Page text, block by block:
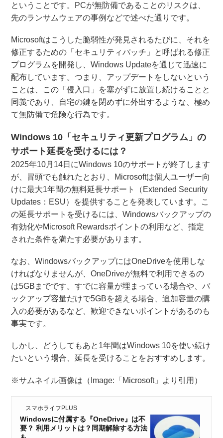
ということです。PCが無防備であることのリスクは、
先のランサムウェアの事例などで述べた通りです。
Microsoftはこうした脆弱性が発見されるたびに、それを
修正するための「セキュリティパッチ」と呼ばれる修正
プログラムを開発し、Windows Updateを通じて迅速に
配布しています。つまり、アップデートをしないという
ことは、この「侵入口」を塞がずに放置し続けることと
同義であり、自宅の鍵を閉めずに外出するような、極め
て無防備で危険な行為です。
Windows 10「セキュリティ更新プログラム」の
サポート延長を受けるには？
2025年10月14日にWindows 10のサポートが終了します
が、冒頭でも触れたとおり、Microsoftは個人ユーザー向
けに最大1年間の無料延長サポート（Extended Security
Updates：ESU）を提供することを発表しています。こ
の延長サポートを受けるには、Windowsバックアップの
有効化やMicrosoft Rewardsポイントの利用など、指定
された条件を満たす必要があります。
なお、WindowsバックアップにはOneDriveを使用しな
ければなりませんが、OneDriveが無料で利用できるの
は5GBまでです。すでに容量が埋まっている場合や、バ
ックアップ容量だけで5GBを超える場合、追加容量の購
入の必要があるなど、歓迎できないポイントがあるのも
事実です。
しかし、どうしてもあと1年間はWindows 10を使い続け
たいという場合、延長を受けることをおすすめします。
※サムネイル画像は（Image:​「Microsoft」より引用）
スマホライフPLUS
Windowsに付属する『OneDrive』は不
要？ 利用メリットは？同期解除する方法